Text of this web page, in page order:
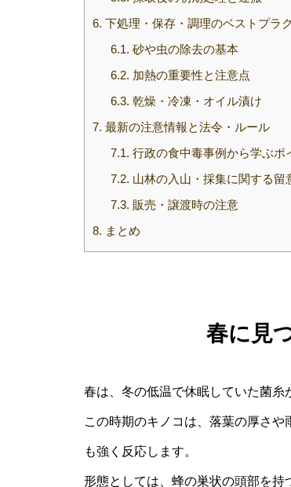
6. 下処理・保存・調理のベストプラ
6.1. 砂や虫の除去の基本
6.2. 加熱の重要性と注意点
6.3. 乾燥・冷凍・オイル漬け
7. 最新の注意情報と法令・ルール
7.1. 行政の食中毒事例から学ぶポ
7.2. 山林の入山・採集に関する留
7.3. 販売・譲渡時の注意
8. まとめ
春に見
春は、冬の低温で休眠していた菌糸
この時期のキノコは、落葉の厚さ
も強く反応します。
形態としては、蜂の巣状の頭部を